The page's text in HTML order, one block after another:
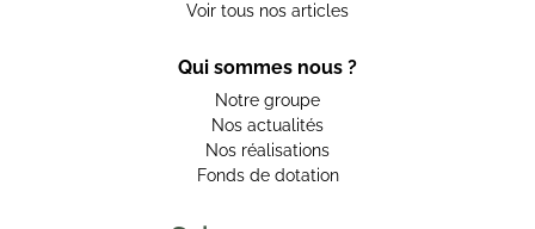
Voir tous nos articles
Qui sommes nous ?
Notre groupe
Nos actualités
Nos réalisations
Fonds de dotation